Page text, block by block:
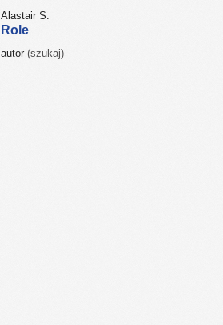
Alastair S.
Role
autor (szukaj)